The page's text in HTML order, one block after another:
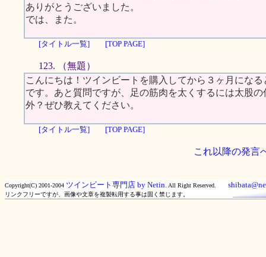
ありがとうございました。
では、また。
[タイトル一覧] [TOP PAGE]
123. （無題）
こんにちは！ツインビートを購入してから３ヶ月にな
です。あと質問ですが、足の筋肉を太くするには太股
外？ぜひ教えてください。
[タイトル一覧] [TOP PAGE]
これ以降の発言
Copyright(C) 2001-2004 ツインビート専門店 by Netin. All Right Reserved.
リンクフリーですが、画像や文章を複製転用する事は固く禁じます。